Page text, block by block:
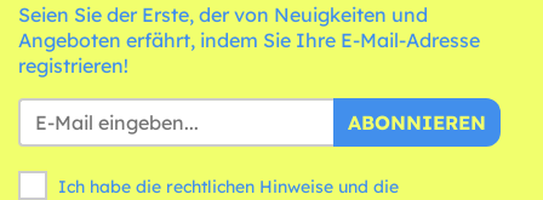
Seien Sie der Erste, der von Neuigkeiten und
Angeboten erfährt, indem Sie Ihre E-Mail-Adresse
registrieren!
ABONNIEREN
Ich habe die rechtlichen Hinweise und die